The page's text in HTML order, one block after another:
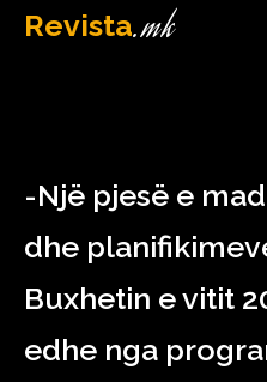
Revista.mk
December 20,
-Një pjesë e
dhe
Buxhetin e vitit
edhe nga